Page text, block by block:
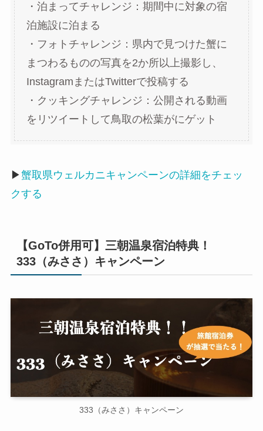
・泊まってチャレンジ：期間中に対象の宿
泊施設に泊まる
・フォトチャレンジ：県内で見つけた蟹に
まつわるものの写真を2か所以上撮影し、
InstagramまたはTwitterで投稿する
・クッキングチャレンジ：公開される動画
をリツイートして鳥取の松葉がにゲット
▶蟹取県ウェルカニキャンペーンの詳細をチェッ
クする
【GoTo併用可】三朝温泉宿泊特典！
333（みささ）キャンペーン
333（みささ）キャンペーン